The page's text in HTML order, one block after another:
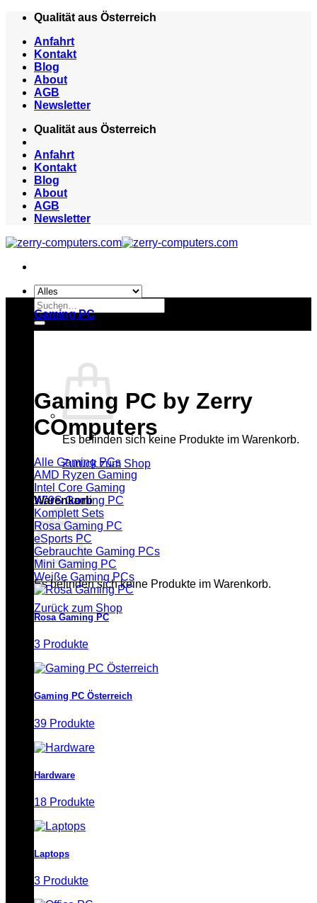
Zum
springen
Qualität aus Österreich
Anfahrt
Kontakt
Blog
About
AGB
Newsletter
Qualität aus Österreich
Anfahrt
Kontakt
Blog
About
AGB
Newsletter
Suchen
nach:
Es befinden sich keine Produkte im Warenkorb.
Zurück zum Shop
Warenkorb
Es befinden sich keine Produkte im Warenkorb.
Zurück zum Shop
Gaming PC
Gaming PC by Zerry
COmputers
Alle Gaming PCs
AMD Ryzen Gaming
Intel Core Gaming
X79S Gaming PC
Komplett Sets
Rosa Gaming PC
eSports PC
Gebrauchte Gaming PCs
Mini Gaming PC
Weiße Gaming PCs
Rosa Gaming PC
3 Produkte
Gaming PC Österreich
39 Produkte
Hardware
18 Produkte
Laptops
3 Produkte